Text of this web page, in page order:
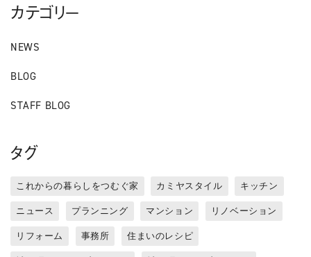
カテゴリー
NEWS
BLOG
STAFF BLOG
タグ
これからの暮らしをつむぐ家 カミヤスタイル キッチン
ニュース プランニング マンション リノベーション
リフォーム 事務所 住まいのレシピ